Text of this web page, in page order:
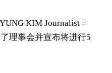
KIM Journalist =
理事会并宣布将进行5